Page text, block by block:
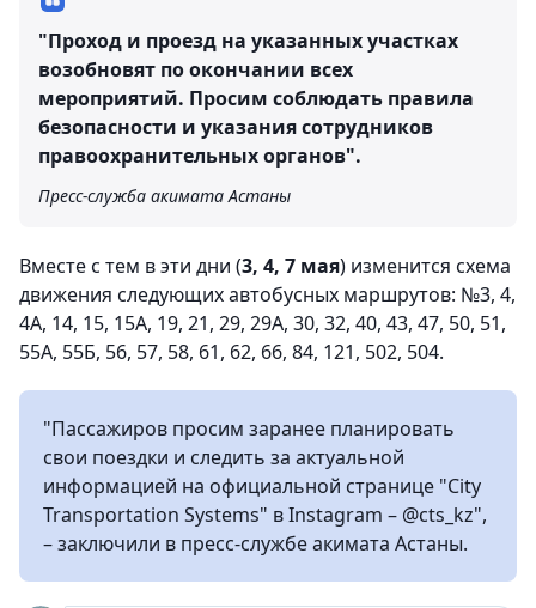
"Проход и проезд на указанных участках
возобновят по окончании всех
мероприятий. Просим соблюдать правила
безопасности и указания сотрудников
правоохранительных органов".
Пресс-служба акимата Астаны
Вместе с тем в эти дни (3, 4, 7 мая) изменится схема
движения следующих автобусных маршрутов: №3, 4,
4А, 14, 15, 15А, 19, 21, 29, 29А, 30, 32, 40, 43, 47, 50, 51,
55А, 55Б, 56, 57, 58, 61, 62, 66, 84, 121, 502, 504.
"Пассажиров просим заранее планировать
свои поездки и следить за актуальной
информацией на официальной странице "City
Transportation Systems" в Instagram – @cts_kz",
– заключили в пресс-службе акимата Астаны.